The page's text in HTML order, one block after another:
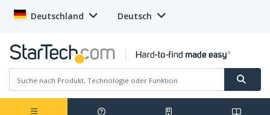
Deutschland Deutsch